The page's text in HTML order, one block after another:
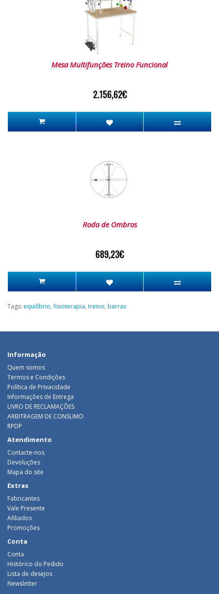
Mesa Multifunções Treino Funcional
2.156,62€
Roda de Ombros
689,23€
Tags: equilíbrio, fisioterapia, treino, barras
Informação
Quem somos
Termos e Condições
Política de Privacidade
Informações de Entrega
LIVRO DE RECLAMAÇÕES
ARBITRAGEM DE CONSUMO
RPDP
Atendimento
Contacte-nos
Devoluções
Mapa do site
Extras
Fabricantes
Vale Presente
Afiliados
Promoções
Conta
Conta
Histórico do Pedido
Lista de desejos
Newsletter